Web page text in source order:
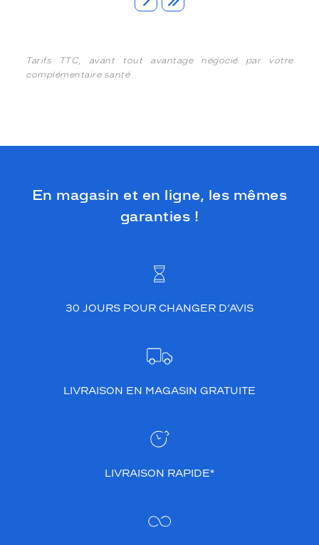
Tarifs TTC, avant tout avantage négocié par votre
complémentaire santé
En magasin et en ligne, les mêmes
garanties !
30 JOURS POUR CHANGER D’AVIS
LIVRAISON EN MAGASIN GRATUITE
LIVRAISON RAPIDE*